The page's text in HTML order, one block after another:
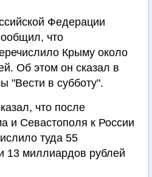
Федерации
что
Крыму около
Об этом он сказал в
"Вести в субботу".
что после
и Севастополя к России
туда 55
13 миллиардов рублей